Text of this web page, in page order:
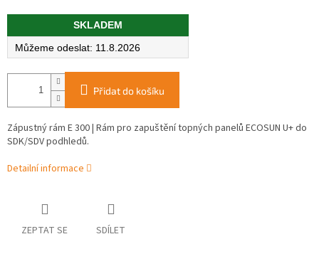
Měrná
SKLADEM
11.8.2026
Přidat do košíku
Zápustný rám E 300 | Rám pro zapuštění topných panelů ECOSUN U+ do
SDK/SDV podhledů.
Detailní informace
ZEPTAT SE SDÍLET